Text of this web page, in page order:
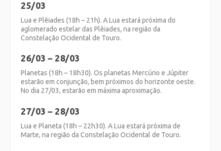
25/03
Lua e Plêiades (18h – 21h). A Lua estará próxima do
aglomerado estelar das Plêiades, na região da
Constelação Ocidental de Touro.
26/03 – 28/03
Planetas (18h – 18h30). Os planetas Mercúrio e Júpiter
estarão em conjunção, bem próximos do horizonte oeste.
No dia 27/03, estarão em máxima aproximação.
27/03 – 28/03
Lua e Planeta (18h – 22h30). A Lua estará próxima de
Marte, na região da Constelação Ocidental de Touro.